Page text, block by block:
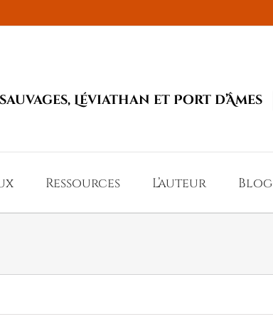
Léviathan et Port d’Âmes
Ressources L’auteur Blog